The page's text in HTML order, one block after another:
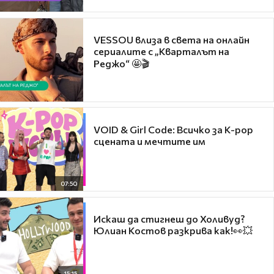
VESSOU влиза в света на онлайн
сериалите с „Кварталът на
Реджо“ 🤩🎬
07:50
VOID & Girl Code: Всичко за K-pop
сцената и мечтите им
Искаш да стигнеш до Холивуд?
Юлиан Костов разкрива как!👀💥